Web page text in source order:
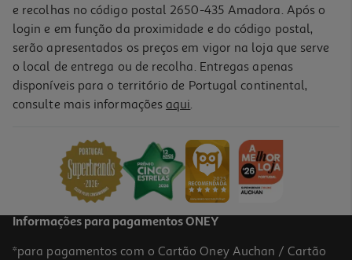
e recolhas no código postal 2650-435 Amadora. Após o
login e em função da proximidade e do código postal,
serão apresentados os preços em vigor na loja que serve
o local de entrega ou de recolha. Entregas apenas
disponíveis para o território de Portugal continental,
consulte mais informações aqui.
Informações para pagamentos ONEY
*para pagamentos com o Cartão Oney Auchan / Cartão